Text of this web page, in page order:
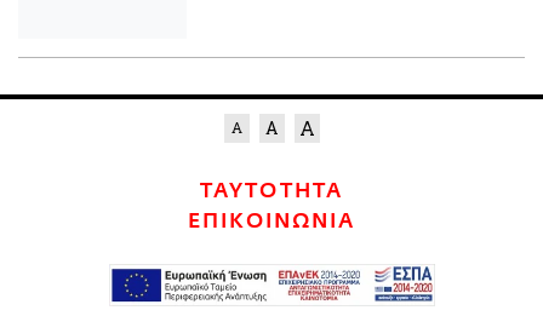
ΤΑΥΤΟΤΗΤΑ
ΕΠΙΚΟΙΝΩΝΙΑ